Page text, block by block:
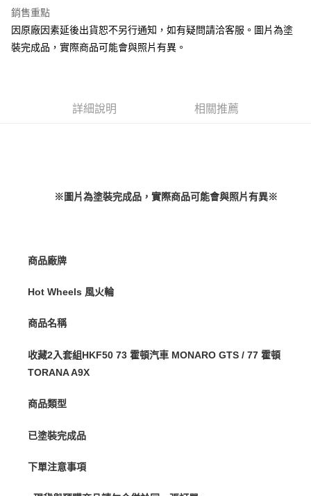
全盈+PAY
大哥付你分期
相關說明
流程，驗證手機門號後，選擇欲分期的期數、繳款截止日，確認付款後即完
1.分期款項不併入電信帳單，「大哥付你分期」於每月結算日後寄送繳費提
1.本服務係由「台灣大哥大股份有限公司」（以下簡稱本公司）所提供，讓
買賣價金債權讓與本公司後，依約使用本公司帳單繳交帳款。
由本公司與您本人進行分期帳單所需資料之確認、核對及更正。
每筆NT$90，滿NT$3,000(含以上)免運費
預購-付款後7-11取貨(舊)
每筆NT$90，滿NT$3,000(含以上)免運費
每筆NT$120，滿NT$3,000(含以上)免運費
預購-宅配(離島)(舊)
每筆NT$160，滿NT$3,000(含以上)免運費
東海門市自取，需自備購物袋取貨唷。
銷售重點
因原廠因素延後出貨恕不另行通知，如有疑問請洽客服。圖片為塗
裝完成品，實際商品可能會與照片有異。
詳細說明 相關推薦
※圖片為塗裝完成品，實際商品可能會與照片有異※
商品廠牌
Hot Wheels 風火輪
商品名稱
收藏2入套組HKF50 73 霍頓汽車 MONARO GTS / 77 霍頓
TORANA A9X
商品類型
已塗裝完成品
下單注意事項